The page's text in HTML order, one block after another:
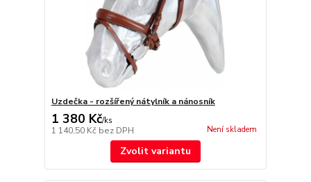
Uzdečka - rozšířený nátylník a nánosník
1 380 Kč/ks
1 140,50 Kč bez DPH Není skladem
Zvolit variantu